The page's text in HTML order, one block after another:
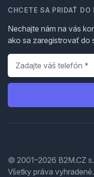
CHCETE SA PRIDAŤ
Nechajte nám na vás
ako sa zaregistrovať do
Telefón
© 2001–2026 B2M.CZ
Všetky práva vyhradené.